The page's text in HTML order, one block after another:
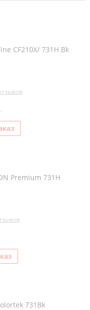
CF210X/ 731H Bk
Premium 731H
731Bk